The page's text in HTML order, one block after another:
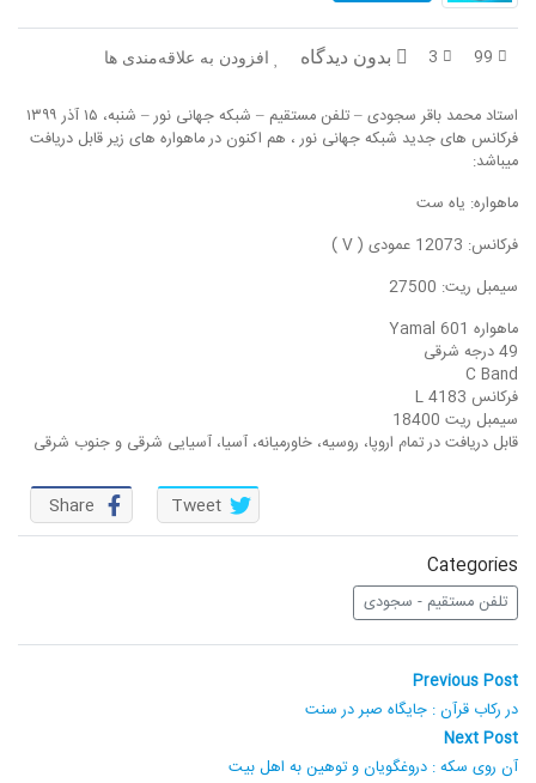
بازخوانی تاریخ
فقه و زندگی
اسماء الحسنی
دیالوگ
در پرتو قرآن
تفسیر قرآن
دریچه
آموزش نور
واحد علمی – آموزش زبان عربی
واحد علمی – فقه السنه
99
3 بدون دیدگاه افزودن به علاقه‌مندی ها
استاد محمد باقر سجودی – تلفن مستقیم – شبکه جهانی نور – شنبه، ۱۵ آذر ۱۳۹۹
فرکانس های جدید شبکه جهانی نور ، هم اکنون در ماهواره های زیر قابل دریافت
میباشد:
ماهواره: یاه ست
فرکانس: 12073 عمودی ( V )
سیمبل ریت: 27500
ماهواره Yamal 601
49 درجه شرقی
C Band
فرکانس 4183 L
سیمبل ریت 18400
قابل دریافت در تمام اروپا، روسیه، خاورمیانه، آسیا، آسیایی شرقی و جنوب شرقی
Share Tweet
Categories
تلفن مستقیم - سجودی
راهبری
نوشته
Previous Post
Previous
post:
در رکاب قرآن : جایگاه صبر در سنت
Next Post
Next
آن روی سکه : دروغگویان و توهین به اهل بیت